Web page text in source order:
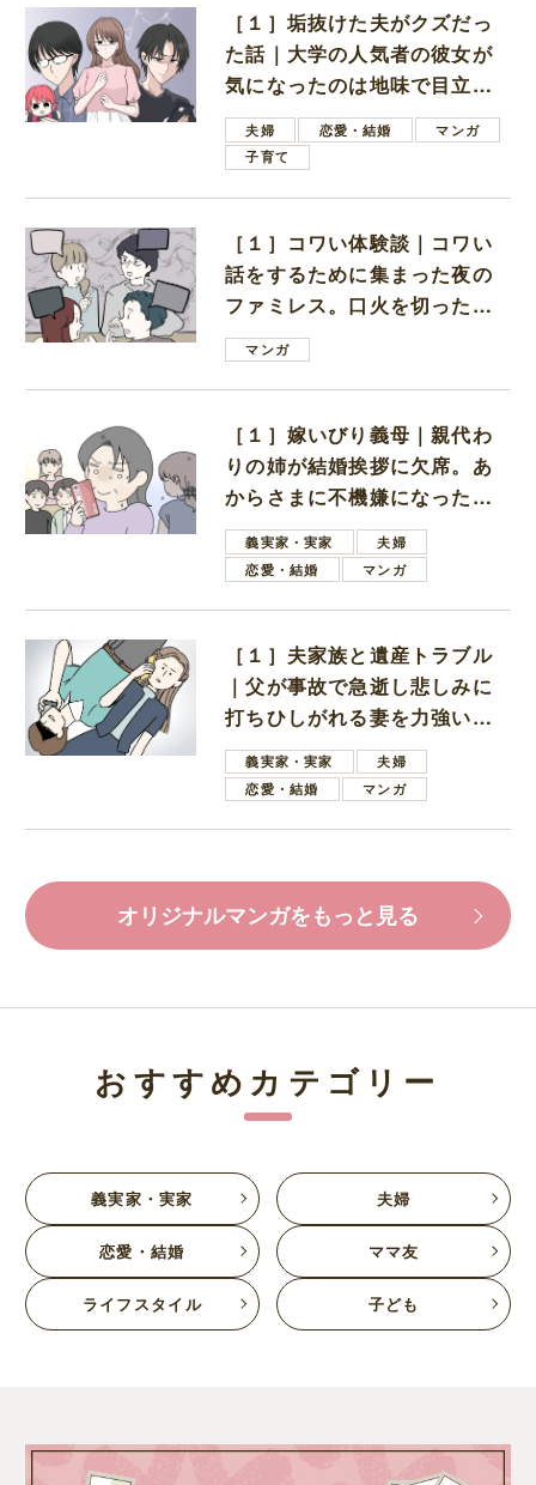
［１］垢抜けた夫がクズだっ
た話｜大学の人気者の彼女が
気になったのは地味で目立た
ない男子学生
夫婦 恋愛・結婚
マンガ
子育て
［１］コワい体験談｜コワい
話をするために集まった夜の
ファミレス。口火を切ったの
は電車好きの男の子ママ
マンガ
［１］嫁いびり義母｜親代わ
りの姉が結婚挨拶に欠席。あ
からさまに不機嫌になった義
母義実家・実家
夫婦
恋愛・結婚
マンガ
［１］夫家族と遺産トラブル
｜父が事故で急逝し悲しみに
打ちひしがれる妻を力強い言
葉で励ます夫
義実家・実家
夫婦
恋愛・結婚
マンガ
オリジナルマンガをもっと見る
おすすめカテゴリー
義実家・実家 夫婦
恋愛・結婚 ママ友
ライフスタイル 子ども